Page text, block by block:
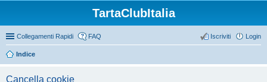
TartaClubItalia
Collegamenti Rapidi FAQ Login
Iscriviti
Indice
Cancella cookie